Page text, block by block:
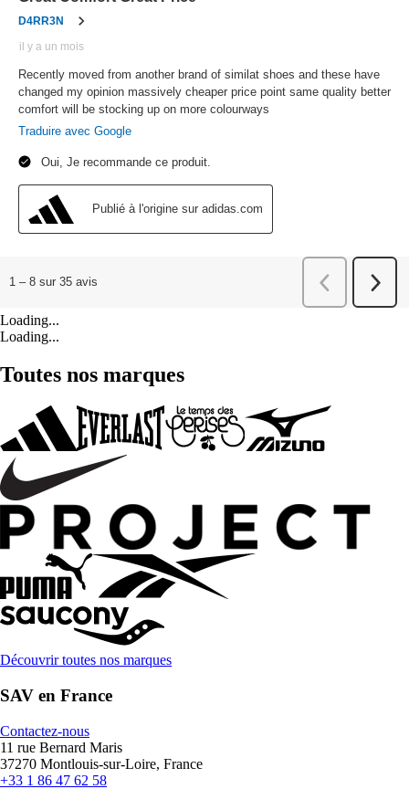
Loading...
Loading...
Toutes nos marques
Découvrir toutes nos marques
SAV en France
Contactez-nous
11 rue Bernard Maris
37270 Montlouis-sur-Loire, France
+33 1 86 47 62 58